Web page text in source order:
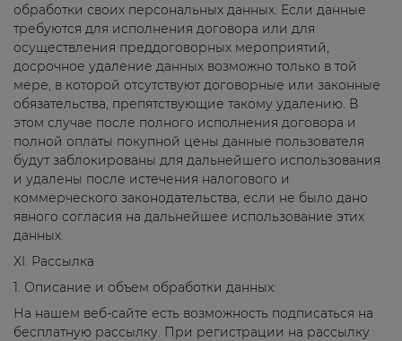
обработки своих персональных данных. Если данные
требуются для исполнения договора или для
осуществления преддоговорных мероприятий,
досрочное удаление данных возможно только в той
мере, в которой отсутствуют договорные или законные
обязательства, препятствующие такому удалению. В
этом случае после полного исполнения договора и
полной оплаты покупной цены данные пользователя
будут заблокированы для дальнейшего использования
и удалены после истечения налогового и
коммерческого законодательства, если не было дано
явного согласия на дальнейшее использование этих
данных.
XI. Рассылка
1. Описание и объем обработки данных:
На нашем веб-сайте есть возможность подписаться на
бесплатную рассылку. При регистрации на рассылку